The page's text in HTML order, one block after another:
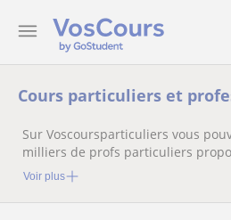
Cours particuliers et
Sur Voscoursparticuliers vous
milliers de profs particuliers
particuliers
Voir plus